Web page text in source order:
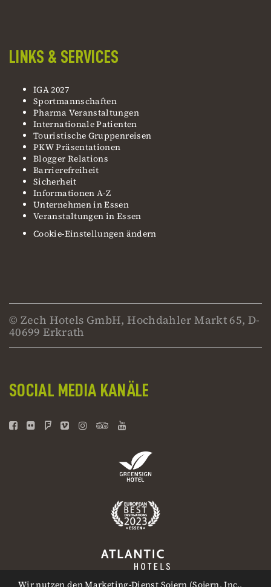
LINKS & SERVICES
IGA 2027
Sportmannschaften
Pharma Veranstaltungen
Internationale Patienten
Touristische Gruppenreisen
PKW Präsentationen
Blogger Relations
Barrierefreiheit
Sicherheit
Informationen A-Z
Unternehmen in Essen
Veranstaltungen in Essen
Cookie-Einstellungen ändern
Wir nutzen den Marketing-Dienst Sojern (Sojern, Inc.,
© Zech Hotels GmbH, Hochdahler Markt 65, D-
40699 Erkrath
SOCIAL MEDIA KANÄLE